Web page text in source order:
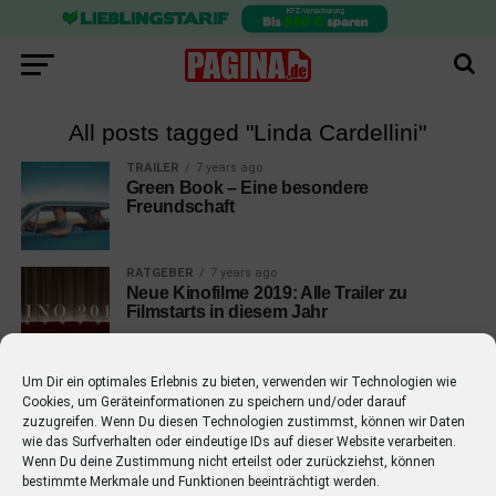
Um Dir ein optimales Erlebnis zu bieten, verwenden wir Technologien wie
Cookies, um Geräteinformationen zu speichern und/oder darauf
zuzugreifen. Wenn Du diesen Technologien zustimmst, können wir Daten
wie das Surfverhalten oder eindeutige IDs auf dieser Website verarbeiten.
Wenn Du deine Zustimmung nicht erteilst oder zurückziehst, können
bestimmte Merkmale und Funktionen beeinträchtigt werden.
All posts tagged "Linda Cardellini"
TRAILER 7 years ago
Green Book – Eine besondere
Freundschaft
RATGEBER 7 years ago
Neue Kinofilme 2019: Alle Trailer zu
Filmstarts in diesem Jahr
EMPFOHLEN